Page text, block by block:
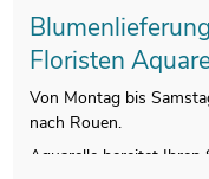
Floristen
Von Montag bis
nach Rouen.
Aquarelle bereitet